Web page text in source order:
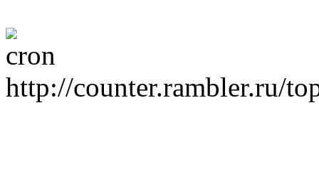
http://counter.rambler.ru/